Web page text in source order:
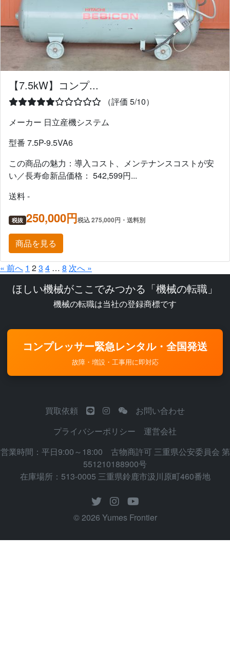
【7.5kW】コンプ...
（評価 5/10）
メーカー 日立産機システム
型番 7.5P-9.5VA6
この商品の魅力：導入コスト、メンテナンスコストが安
い／長寿命新品価格： 542,599円...
送料 -
税抜 250,000円税込 275,000円・送料別
商品を見る
« 前へ 1 23 4 … 8 次へ »
ほしい機械がここでみつかる「機械の転職」
機械の転職は当社の登録商標です
コンプレッサー緊急レンタル・全国発送
故障・増設・工事用に即対応
買取依頼
お問い合わせ
プライバシーポリシー
運営会社
営業時間：平日9:00～18:00 古物商許可 三重県公安委員会 第
551210188900号
在庫場所：513-0005 三重県鈴鹿市汲川原町460番地
© 2026 Yumes Frontier